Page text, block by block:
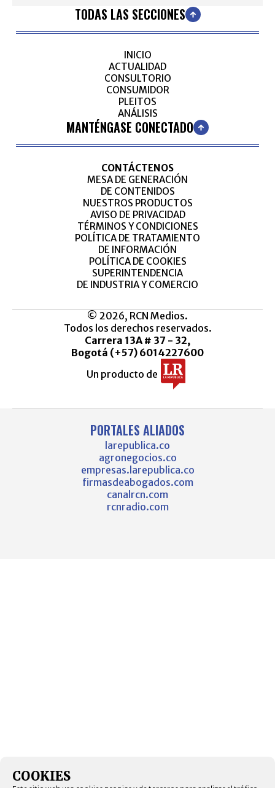
TODAS LAS SECCIONES
INICIO
ACTUALIDAD
CONSULTORIO
CONSUMIDOR
PLEITOS
ANÁLISIS
MANTÉNGASE CONECTADO
CONTÁCTENOS
MESA DE GENERACIÓN
DE CONTENIDOS
NUESTROS PRODUCTOS
AVISO DE PRIVACIDAD
TÉRMINOS Y CONDICIONES
POLÍTICA DE TRATAMIENTO
DE INFORMACIÓN
POLÍTICA DE COOKIES
SUPERINTENDENCIA
DE INDUSTRIA Y COMERCIO
© 2026, RCN Medios.
Todos los derechos reservados.
Carrera 13A # 37 - 32,
Bogotá (+57) 6014227600
Un producto de
PORTALES ALIADOS
larepublica.co
agronegocios.co
empresas.larepublica.co
firmasdeabogados.com
canalrcn.com
rcnradio.com
COOKIES